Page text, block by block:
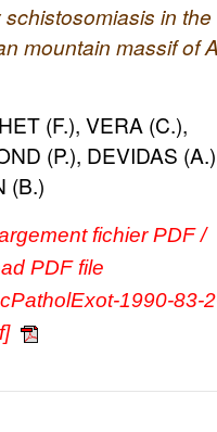
schistosomiasis in the
mountain massif of
(F.), VERA (C.),
(P.), DEVIDAS
(B.)
fichier PDF /
PDF file
1990-83-